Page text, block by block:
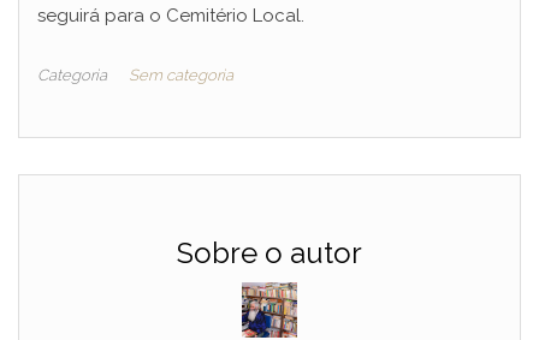
seguirá para o Cemitério Local.
Categoria Sem categoria
Sobre o autor